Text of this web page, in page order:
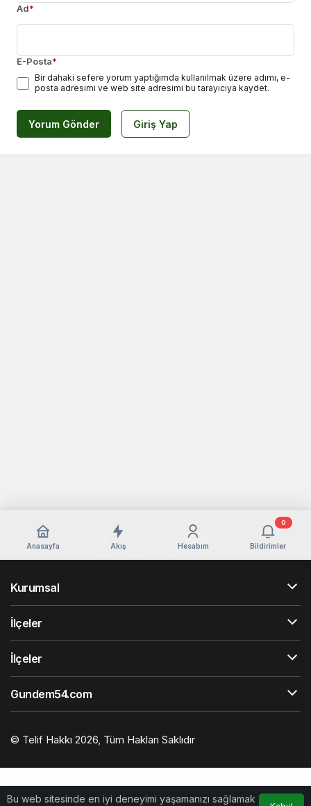
Ad*
E-Posta*
Bir dahaki sefere yorum yaptığımda kullanılmak üzere adımı, e-
posta adresimi ve web site adresimi bu tarayıcıya kaydet.
Yorum Gönder Giriş Yap
Bu web sitesinde en iyi deneyimi yaşamanızı sağlamak
Anasayfa Akış Hesabım Bildirimler
0
Kurumsal
İlçeler
İlçeler
Gundem54.com
© Telif Hakkı 2026, Tüm Hakları Saklıdır